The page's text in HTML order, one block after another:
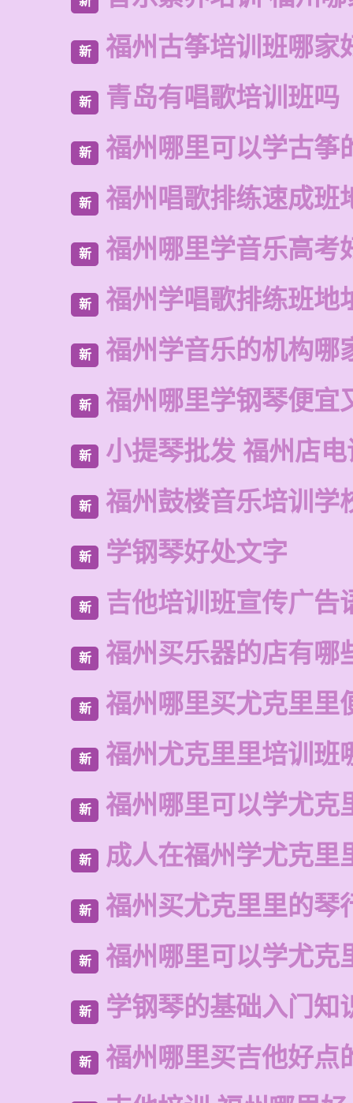
新 福州古筝培训班哪家
新 青岛有唱歌培训班吗
新 福州哪里可以学古筝
新 福州唱歌排练速成班
新 福州哪里学音乐高考
新 福州学唱歌排练班地
新 福州学音乐的机构哪
新 福州哪里学钢琴便宜
新 小提琴批发 福州店电
新 福州鼓楼音乐培训学
新 学钢琴好处文字
新 吉他培训班宣传广告
新 福州买乐器的店有哪
新 福州哪里买尤克里里
新 福州尤克里里培训班
新 福州哪里可以学尤克
新 成人在福州学尤克里
新 福州买尤克里里的琴
新 福州哪里可以学尤克
新 学钢琴的基础入门知
新 福州哪里买吉他好点